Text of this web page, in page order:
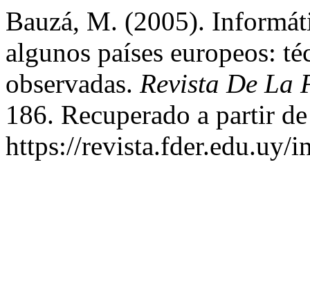
Bauzá, M. (2005).
algunos países europeos:
observadas. Revista De La
186. Recuperado a partir de
https://revista.fder.edu.uy/